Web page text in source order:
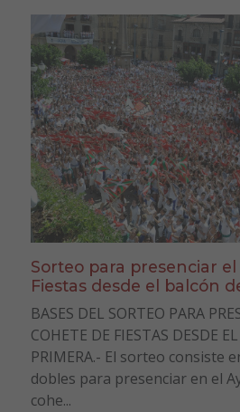
Sorteo para presenciar
Fiestas desde el balcón
BASES DEL SORTEO PARA
COHETE DE FIESTAS DESDE
PRIMERA.- El sorteo consiste
dobles para presenciar en el
cohe...